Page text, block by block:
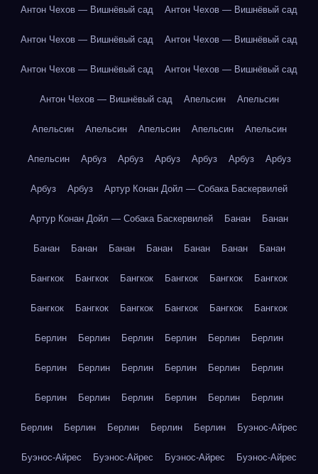
Антон Чехов — Вишнёвый сад Антон Чехов — Вишнёвый сад
Антон Чехов — Вишнёвый сад Антон Чехов — Вишнёвый сад
Антон Чехов — Вишнёвый сад Антон Чехов — Вишнёвый сад
Антон Чехов — Вишнёвый сад Апельсин Апельсин
Апельсин Апельсин Апельсин Апельсин Апельсин
Апельсин Арбуз Арбуз Арбуз Арбуз Арбуз Арбуз
Арбуз Арбуз Артур Конан Дойл — Собака Баскервилей
Артур Конан Дойл — Собака Баскервилей Банан Банан
Банан Банан Банан Банан Банан Банан Банан
Бангкок Бангкок Бангкок Бангкок Бангкок Бангкок
Бангкок Бангкок Бангкок Бангкок Бангкок Бангкок
Берлин Берлин Берлин Берлин Берлин Берлин
Берлин Берлин Берлин Берлин Берлин Берлин
Берлин Берлин Берлин Берлин Берлин Берлин
Берлин Берлин Берлин Берлин Берлин Буэнос-Айрес
Буэнос-Айрес Буэнос-Айрес Буэнос-Айрес Буэнос-Айрес